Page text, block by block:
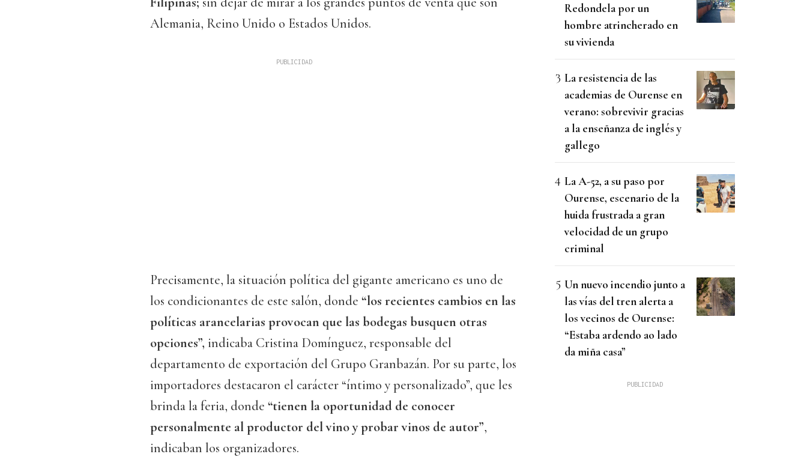
Alemania, Reino Unido o Estados Unidos.
Precisamente, la situación política del gigante americano es uno de
los condicionantes de este salón, donde “los recientes cambios en las
políticas arancelarias provocan que las bodegas busquen otras
opciones”, indicaba Cristina Domínguez, responsable del
departamento de exportación del Grupo Granbazán. Por su parte, los
importadores destacaron el carácter “íntimo y personalizado”, que les
brinda la feria, donde “tienen la oportunidad de conocer
personalmente al productor del vino y probar vinos de autor”,
indicaban los organizadores.
Redondela por un
hombre atrincherado en
su vivienda
La resistencia de las
academias de Ourense en
verano: sobrevivir gracias
a la enseñanza de inglés y
gallego
La A-52, a su paso por
Ourense, escenario de la
huida frustrada a gran
velocidad de un grupo
criminal
Un nuevo incendio junto a
las vías del tren alerta a
los vecinos de Ourense:
“Estaba ardendo ao lado
da miña casa”